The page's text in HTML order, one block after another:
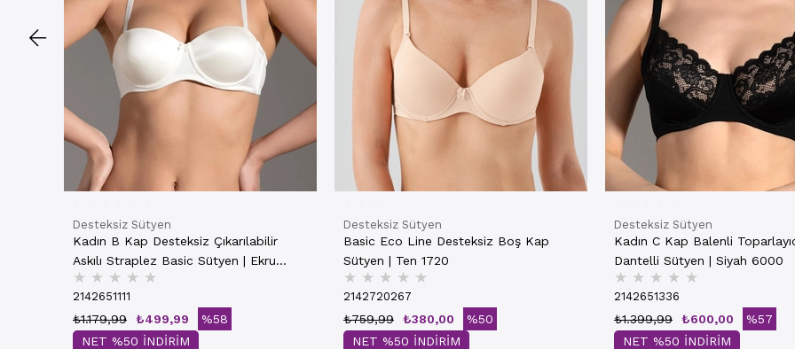
Desteksiz Sütyen
Kadın B Kap Desteksiz Çıkarılabilir
Askılı Straplez Basic Sütyen | Ekru
7050
★ ★ ★ ★ ★
2142651111
₺499,99
₺1.179,99
%58
NET %50 İNDİRİM
Desteksiz Sütyen
Basic Eco Line Desteksiz Boş Kap
Sütyen | Ten 1720
★ ★ ★ ★ ★
2142720267
₺380,00
₺759,99
%50
NET %50 İNDİRİM
Desteksiz Sütyen
Kadın C Kap Balenli
Dantelli Sütyen | Siyah 6000
★ ★ ★ ★ ★
2142651336
₺600,00
₺1.399,99
%57
NET %50 İNDİRİM